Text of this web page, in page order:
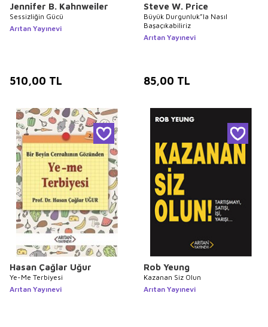
Jennifer B. Kahnweiler
Sessizliğin Gücü
Arıtan Yayınevi
510,00 TL
Steve W. Price
Büyük Durgunluk”la Nasıl
Başaçıkabiliriz
Arıtan Yayınevi
85,00 TL
Hasan Çağlar Uğur
Ye-Me Terbiyesi
Arıtan Yayınevi
Rob Yeung
Kazanan Siz Olun
Arıtan Yayınevi